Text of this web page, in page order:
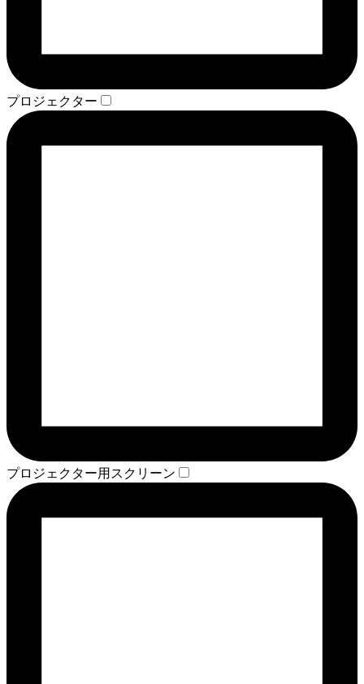
プロジェクター
プロジェクター用スクリーン